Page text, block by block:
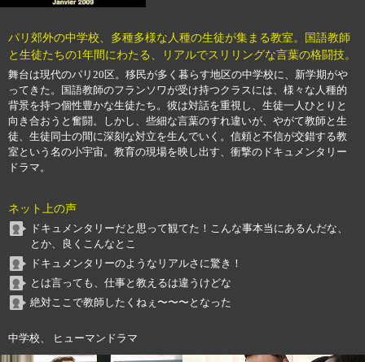
パリ郊外の中学校、多種多様な人種の生徒が集まる教室。国語教師
と生徒たちの1年間にわたる、リアルでスリリングな言葉の格闘技。
舞台は現代のパリ20区。移民が多く暮らす地区の中学校に、新学期がや
ってきた。国語教師のフランソワが受け持つクラスには、様々な人種的
背景を持つ個性豊かな生徒たち。彼は対話を重視し、生徒一人ひとりと
向き合おうと奮闘。しかし、些細な言葉のすれ違いが、やがて教師と生
徒、生徒同士の間に深刻な対立を生んでいく。信頼と不信が交錯する教
室という名の小宇宙。教育の現場を映し出す、衝撃のドキュメンタリー
ドラマ。
ネット上の声
ドキュメンタリーだと思って観てた！こんな事本当にあるんだな、
とか、良くこんなとこ
ドキュメンタリーのようなリアルさに驚き！
とは言っても、仕事と教えるは違うけどな
絶対ここで教師したくねぇ〜〜〜となった
中学校、 ヒューマンドラマ